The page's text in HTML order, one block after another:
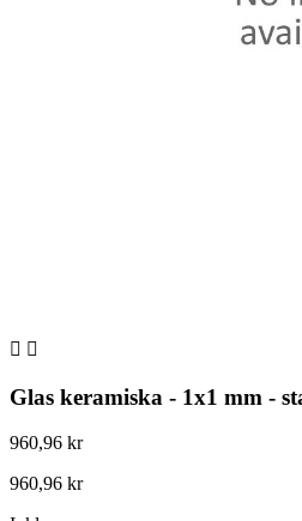
 
Glas keramiska - 1x1 mm -
960,96 kr
960,96 kr